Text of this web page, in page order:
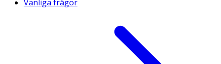
Vanliga frågor